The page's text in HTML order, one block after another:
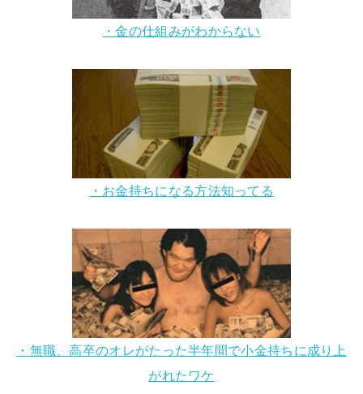
・金の仕組みがわからない
・お金持ちになる方法知ってる
・無職、高卒のオレがたった半年間で小金持ちに成り上
がれたワケ